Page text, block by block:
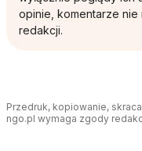
opinie, komentarze nie
redakcji.
Przedruk, kopiowanie,
ngo.pl wymaga zgody